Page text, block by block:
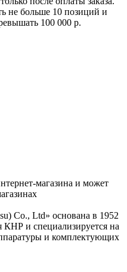
не больше 10 позиций и
100 000 р.
магазина и может
Co., Ltd» основана в 1952
КНР и специализируется на
и комплектующих